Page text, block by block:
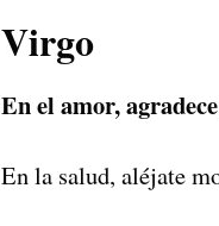
Virgo
En el amor,
En la salud, aléjate